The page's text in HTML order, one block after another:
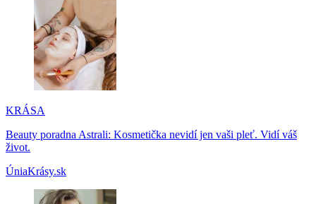
KRÁSA
Beauty poradna Astrali: Kosmetička nevidí jen vaši pleť. Vidí váš
život.
ÚniaKrásy.sk